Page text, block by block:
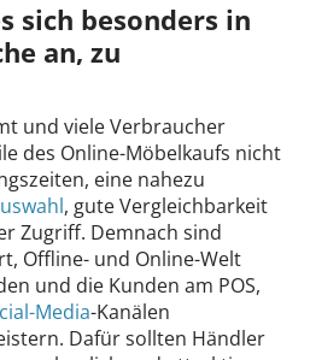
sich besonders in
an, zu
und viele Verbraucher
des Online-Möbelkaufs nicht
eine nahezu
, gute Vergleichbarkeit
Zugriff. Demnach sind
Offline- und Online-Welt
und die Kunden am POS,
Media-Kanälen
Dafür sollten Händler